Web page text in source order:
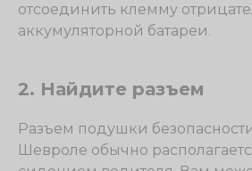
отсоединить клемму
аккумуляторной батареи.
2. Найдите разъем
Разъем подушки
Шевроле обычно